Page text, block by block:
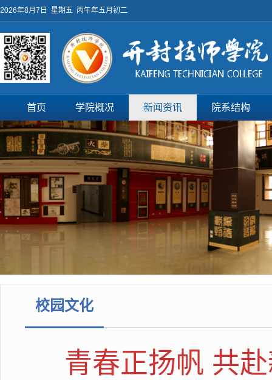
2026年8月7日 星期五 丙午年五月初二
首页 学院概况 新闻资讯 院系结构
校园文化
青春正扬帆 共